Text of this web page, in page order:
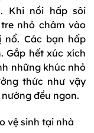
Khi nồi hấp sôi
nhỏ châm vào
Các bạn hấp
Gắp hết xúc xích
những khúc nhỏ
thức như vậy
đều ngon.